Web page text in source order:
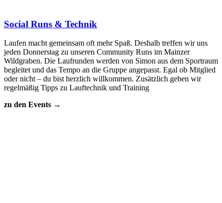
Social Runs & Technik
Laufen macht gemeinsam oft mehr Spaß. Deshalb treffen wir uns
jeden Donnerstag zu unseren Community Runs im Mainzer
Wildgraben. Die Laufrunden werden von Simon aus dem Sportraum
begleitet und das Tempo an die Gruppe angepasst. Egal ob Mitglied
oder nicht – du bist herzlich willkommen. Zusätzlich geben wir
regelmäßig Tipps zu Lauftechnik und Training
zu den Events →